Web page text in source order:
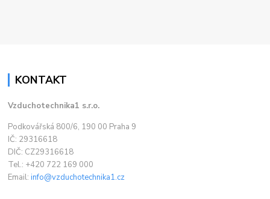
KONTAKT
Vzduchotechnika1 s.r.o.
Podkovářská 800/6, 190 00 Praha 9
IČ: 29316618
DIČ: CZ29316618
Tel.: +420 722 169 000
Email:info@vzduchotechnika1.cz